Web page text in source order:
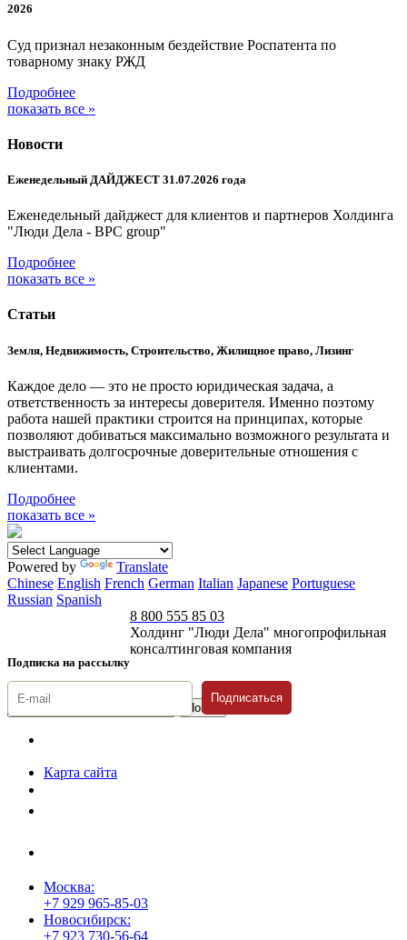
2026
Суд признал незаконным бездействие Роспатента по
товарному знаку РЖД
Подробнее
показать все »
Новости
Еженедельный ДАЙДЖЕСТ 31.07.2026 года
Еженедельный дайджест для клиентов и партнеров Холдинга
"Люди Дела - BPC group"
Подробнее
показать все »
Статьи
Земля, Недвижимость, Строительство, Жилищное право, Лизинг
Каждое дело — это не просто юридическая задача, а
ответственность за интересы доверителя. Именно поэтому
работа нашей практики строится на принципах, которые
позволяют добиваться максимально возможного результата и
выстраивать долгосрочные доверительные отношения с
клиентами.
Подробнее
показать все »
Powered by
Translate
Chinese English French German Italian Japanese Portuguese
Russian Spanish
Подписка на рассылку
8 800 555 85 03
Холдинг "Люди Дела" многопрофильная
консалтинговая компания
Подписаться
Карта сайта
Москва:
+7 929 965-85-03
Новосибирск:
+7 923 730-56-64